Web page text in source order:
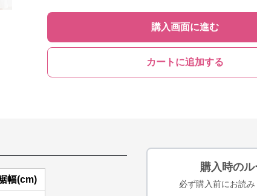
購入画面に進む
カートに追加する
幅(cm)
購入時の
必ず購入前にお読み